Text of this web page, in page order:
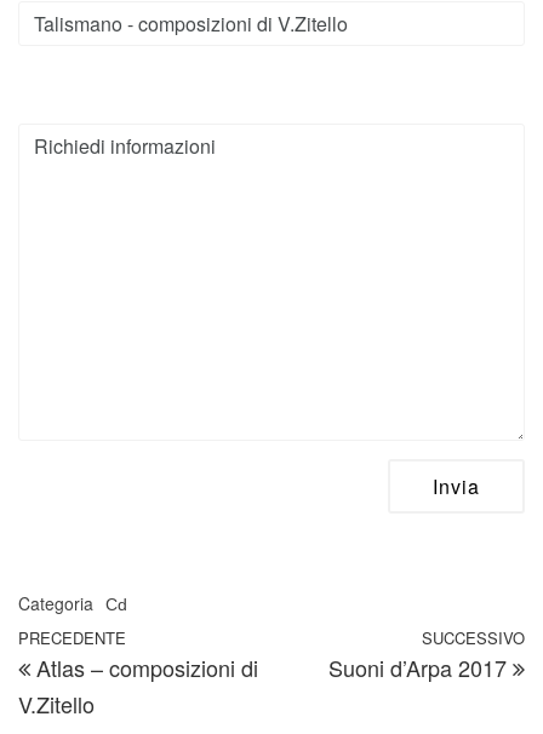
Categoria Cd
Navigazione articoli
Articolo precedente
PRECEDENTE
Atlas – composizioni di
V.Zitello
SUCCESSIVO
Suoni d’Arpa 2017